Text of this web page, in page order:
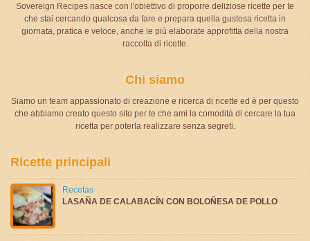
Sovereign Recipes nasce con l'obiettivo di proporre deliziose ricette per te
che stai cercando qualcosa da fare e prepara quella gustosa ricetta in
giornata, pratica e veloce, anche le più elaborate approfitta della nostra
raccolta di ricette.
Chi siamo
Siamo un team appassionato di creazione e ricerca di ricette ed è per questo
che abbiamo creato questo sito per te che ami la comodità di cercare la tua
ricetta per poterla realizzare senza segreti.
Ricette principali
Recetas
LASAÑA DE CALABACÍN CON BOLOÑESA DE POLLO